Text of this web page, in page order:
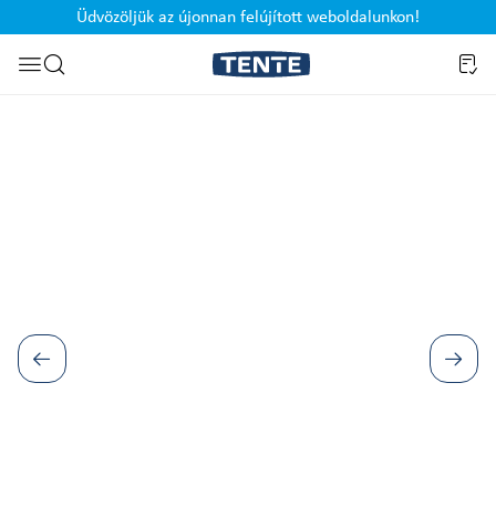
Ugrás a kereséshez
Üdvözöljük az újonnan felújított weboldalunkon!